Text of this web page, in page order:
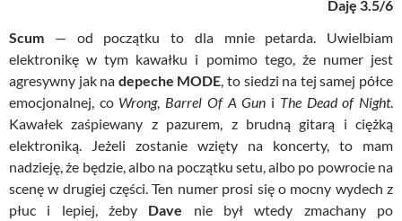
Daję 3.5/6
Scum — od początku to dla mnie petarda. Uwielbiam
elektronikę w tym kawałku i pomimo tego, że numer jest
agresywny jak na depeche MODE , to siedzi na tej samej półce
emocjonalnej, co Wrong, Barrel Of A Gun i The Dead of Night.
Kawałek zaśpiewany z pazurem, z brudną gitarą i ciężką
elektroniką. Jeżeli zostanie wzięty na koncerty, to mam
nadzieję, że będzie, albo na początku setu, albo po powrocie na
scenę w drugiej części. Ten numer prosi się o mocny wydech z
płuc i lepiej, żeby Dave nie był wtedy zmachany po